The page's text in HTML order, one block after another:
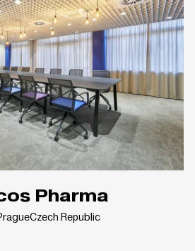
Pharma
Czech Republic